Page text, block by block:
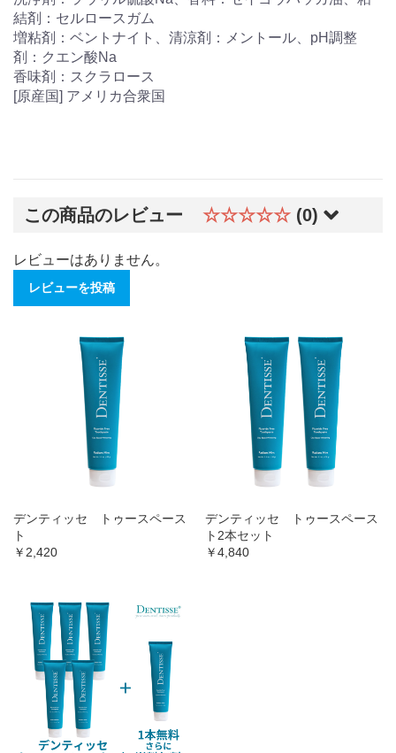
結剤：セルロースガム
増粘剤：ベントナイト、清涼剤：メントール、pH調整
剤：クエン酸Na
香味剤：スクラロース
[原産国] アメリカ合衆国
この商品のレビュー ☆☆☆☆☆ (0)
レビューはありません。
レビューを投稿
デンティッセ トゥースペース
ト
￥2,420
デンティッセ トゥースペース
ト2本セット
￥4,840